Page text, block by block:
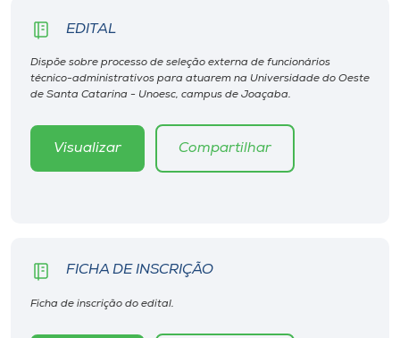
Biblioteca
Rádio
Unoesc
EDITAL
Dispõe sobre processo de seleção externa de funcionários
técnico-administrativos para atuarem na Universidade do Oeste
de Santa Catarina - Unoesc, campus de Joaçaba.
Visualizar Compartilhar
FICHA DE INSCRIÇÃO
Ficha de inscrição do edital.